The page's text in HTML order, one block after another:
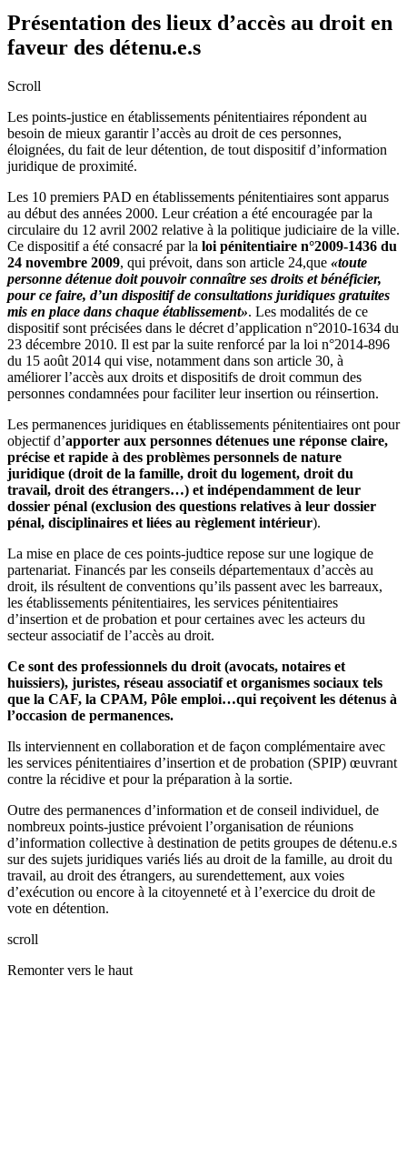
Présentation des lieux d’accès au droit en
faveur des détenu.e.s
Scroll
Les points-justice en établissements pénitentiaires répondent au
besoin de mieux garantir l’accès au droit de ces personnes,
éloignées, du fait de leur détention, de tout dispositif d’information
juridique de proximité.
Les 10 premiers PAD en établissements pénitentiaires sont apparus
au début des années 2000. Leur création a été encouragée par la
circulaire du 12 avril 2002 relative à la politique judiciaire de la ville.
Ce dispositif a été consacré par la loi pénitentiaire n°2009-1436 du
24 novembre 2009, qui prévoit, dans son article 24,que «toute
personne détenue doit pouvoir connaître ses droits et bénéficier,
pour ce faire, d’un dispositif de consultations juridiques gratuites
mis en place dans chaque établissement». Les modalités de ce
dispositif sont précisées dans le décret d’application n°2010‐1634 du
23 décembre 2010. Il est par la suite renforcé par la loi n°2014‐896
du 15 août 2014 qui vise, notamment dans son article 30, à
améliorer l’accès aux droits et dispositifs de droit commun des
personnes condamnées pour faciliter leur insertion ou réinsertion.
Les permanences juridiques en établissements pénitentiaires ont pour
objectif d’apporter aux personnes détenues une réponse claire,
précise et rapide à des problèmes personnels de nature
juridique (droit de la famille, droit du logement, droit du
travail, droit des étrangers…) et indépendamment de leur
dossier pénal (exclusion des questions relatives à leur dossier
pénal, disciplinaires et liées au règlement intérieur).
La mise en place de ces points-judtice repose sur une logique de
partenariat. Financés par les conseils départementaux d’accès au
droit, ils résultent de conventions qu’ils passent avec les barreaux,
les établissements pénitentiaires, les services pénitentiaires
d’insertion et de probation et pour certaines avec les acteurs du
secteur associatif de l’accès au droit.
Ce sont des professionnels du droit (avocats, notaires et
huissiers), juristes, réseau associatif et organismes sociaux tels
que la CAF, la CPAM, Pôle emploi…qui reçoivent les détenus à
l’occasion de permanences.
Ils interviennent en collaboration et de façon complémentaire avec
les services pénitentiaires d’insertion et de probation (SPIP) œuvrant
contre la récidive et pour la préparation à la sortie.
Outre des permanences d’information et de conseil individuel, de
nombreux points-justice prévoient l’organisation de réunions
d’information collective à destination de petits groupes de détenu.e.s
sur des sujets juridiques variés liés au droit de la famille, au droit du
travail, au droit des étrangers, au surendettement, aux voies
d’exécution ou encore à la citoyenneté et à l’exercice du droit de
vote en détention.
scroll
Remonter vers le haut